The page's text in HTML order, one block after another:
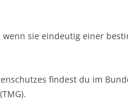
sie eindeutig einer
findest du im